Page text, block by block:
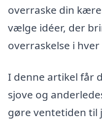
overraske din
vælge idéer, der
overraskelse i
I denne artikel får
sjove og
gøre ventetiden til